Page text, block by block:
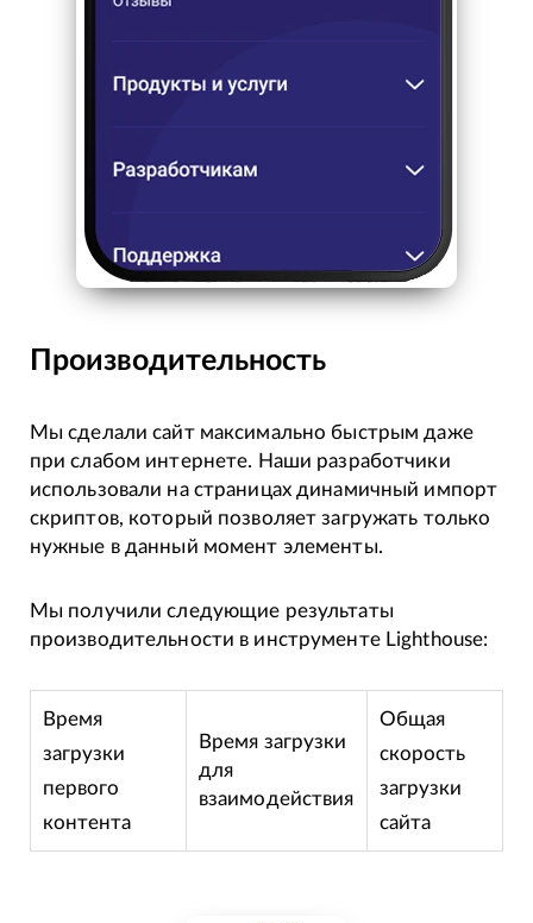
Производительность
Мы сделали сайт максимально быстрым даже
при слабом интернете. Наши разработчики
использовали на страницах динамичный импорт
скриптов, который позволяет загружать только
нужные в данный момент элементы.
Мы получили следующие результаты
производительности в инструменте Lighthouse:
Время
загрузки
первого
контента
Время загрузки
для
взаимодействия
Общая
скорость
загрузки
сайта